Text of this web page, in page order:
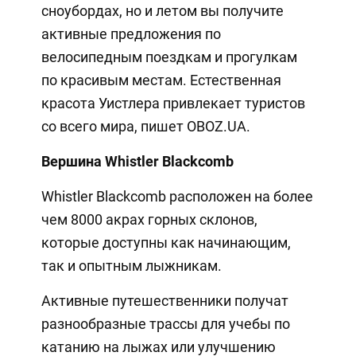
сноубордах, но и летом вы получите
активные предложения по
велосипедным поездкам и прогулкам
по красивым местам. Естественная
красота Уистлера привлекает туристов
со всего мира, пишет OBOZ.UA.
Вершина Whistler Blackcomb
Whistler Blackcomb расположен на более
чем 8000 акрах горных склонов,
которые доступны как начинающим,
так и опытным лыжникам.
Активные путешественники получат
разнообразные трассы для учебы по
катанию на лыжах или улучшению